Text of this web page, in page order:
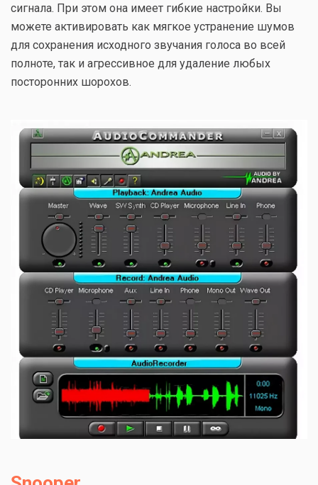
сигнала. При этом она имеет гибкие настройки. Вы
можете активировать как мягкое устранение шумов
для сохранения исходного звучания голоса во всей
полноте, так и агрессивное для удаление любых
посторонних шорохов.